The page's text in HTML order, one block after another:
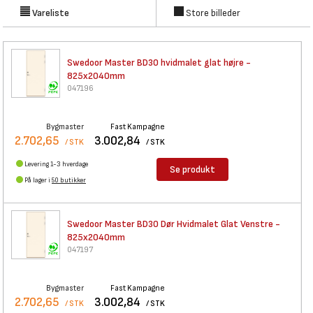
Vareliste Store billeder
Swedoor Master BD30 hvidmalet glat højre -
825x2040mm
047196
Bygmaster
2.702,65 / STK
Fast Kampagne
3.002,84 / STK
Levering 1-3 hverdage
På lager i 50 butikker
Se produkt
Swedoor Master BD30 DørHvidmalet Glat Venstre -
825x2040mm
047197
Bygmaster
2.702,65 / STK
Fast Kampagne
3.002,84 / STK